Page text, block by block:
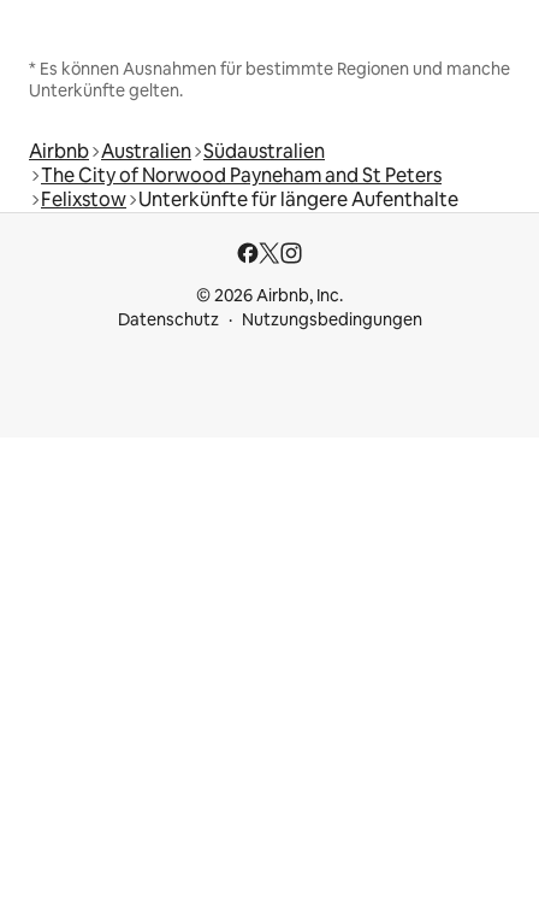
* Es können Ausnahmen für bestimmte Regionen und manche
Unterkünfte gelten.
Airbnb Australien Südaustralien
The City of Norwood Payneham and St Peters
Felixstow Unterkünfte für längere Aufenthalte
© 2026 Airbnb, Inc.
Datenschutz
Nutzungsbedingungen